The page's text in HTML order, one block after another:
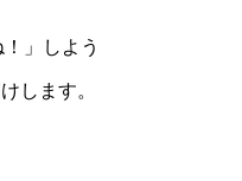
」しよう
します。